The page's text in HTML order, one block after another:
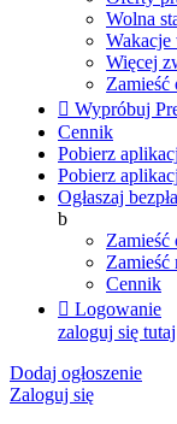
Wolna
Wakacje
Więcej
Zamieść
 Wypróbuj
Cennik
Pobierz
Pobierz
Ogłaszaj
b
Zamieść
Zamieść
Cennik
 Logowanie
zaloguj się tutaj
Dodaj ogłoszenie
Zaloguj się